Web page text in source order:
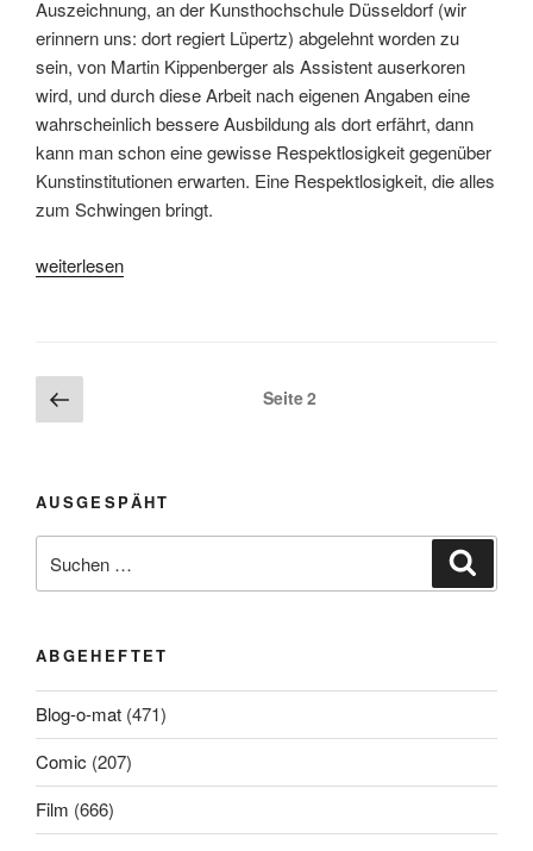
Auszeichnung, an der Kunsthochschule Düsseldorf (wir
erinnern uns: dort regiert Lüpertz) abgelehnt worden zu
sein, von Martin Kippenberger als Assistent auserkoren
wird, und durch diese Arbeit nach eigenen Angaben eine
wahrscheinlich bessere Ausbildung als dort erfährt, dann
kann man schon eine gewisse Respektlosigkeit gegenüber
Kunstinstitutionen erwarten. Eine Respektlosigkeit, die alles
zum Schwingen bringt.
„Sportkünstler“
weiterlesen
Beitragsnavigation
Vorherige
Seite
Seite2
AUSGESPÄHT
nach:
ABGEHEFTET
Blog-o-mat (471)
Comic (207)
Film (666)